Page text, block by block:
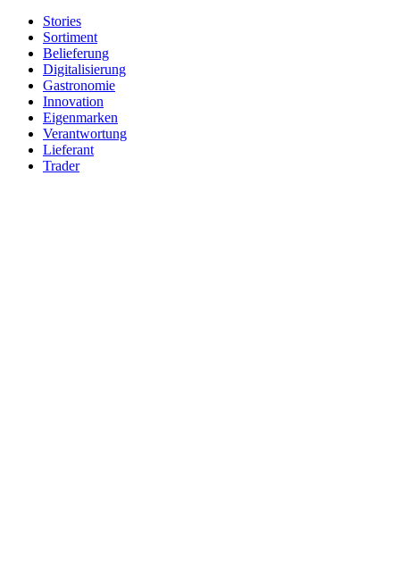
Stories
Sortiment
Belieferung
Digitalisierung
Gastronomie
Innovation
Eigenmarken
Verantwortung
Lieferant
Trader